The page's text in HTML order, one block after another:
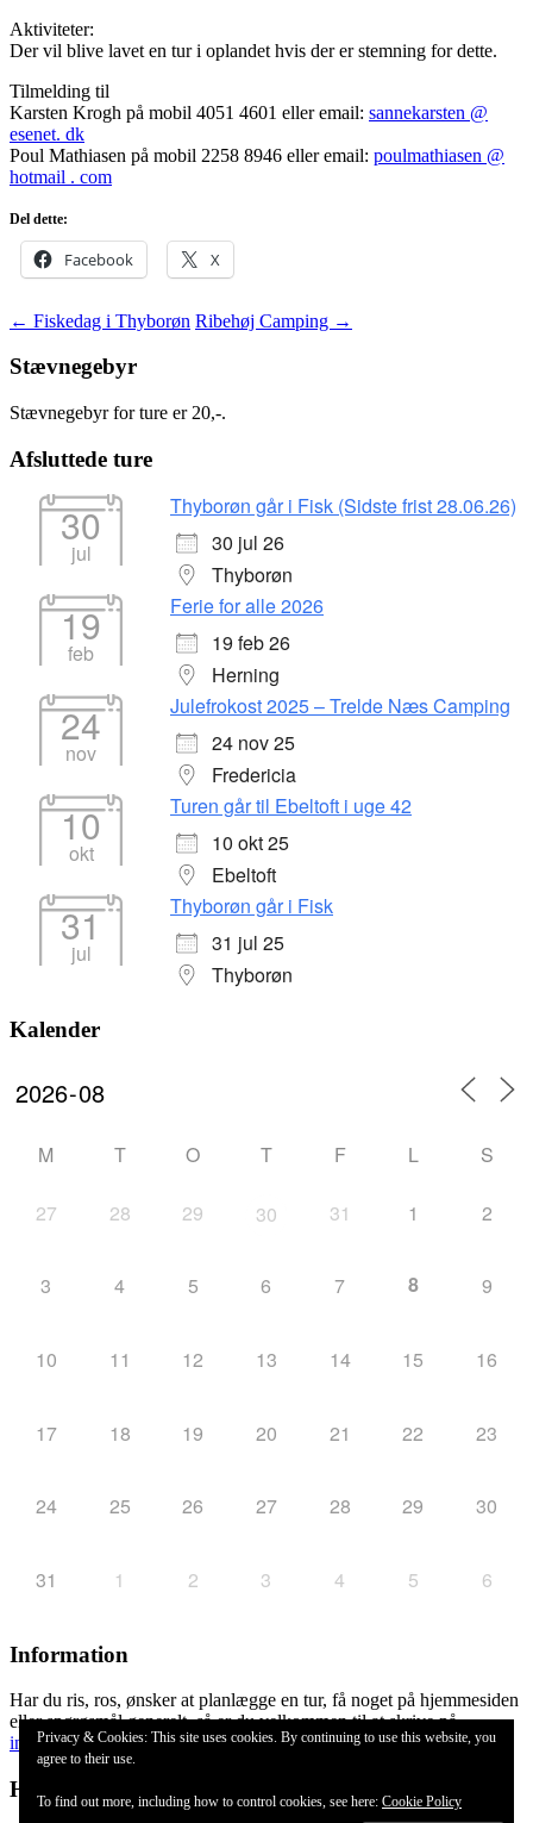
Aktiviteter:
Der vil blive lavet en tur i oplandet hvis der er stemning for dette.
Tilmelding til
Karsten Krogh på mobil 4051 4601 eller email: sannekarsten @
esenet. dk
Poul Mathiasen på mobil 2258 8946 eller email: poulmathiasen @
hotmail . com
Del dette:
Facebook X
Indlægsnavigation
← Fiskedag i Thyborøn Ribehøj Camping →
Stævnegebyr
Stævnegebyr for ture er 20,-.
Afsluttede ture
30
jul
Thyborøn går i Fisk (Sidste frist 28.06.26)
30 jul 26
Thyborøn
19
feb
Ferie for alle 2026
19 feb 26
Herning
24
nov
Julefrokost 2025 – Trelde Næs Camping
24 nov 25
Fredericia
10
okt
Turen går til Ebeltoft i uge 42
10 okt 25
Ebeltoft
31
jul
Thyborøn går i Fisk
31 jul 25
Thyborøn
Kalender
M T O T F L S
27 28 29 30 31 1 2
3 4 5 6 7 8 9
10 11 12 13 14 15 16
17 18 19 20 21 22 23
24 25 26 27 28 29 30
31 1 2 3 4 5 6
Information
Har du ris, ros, ønsker at planlægge en tur, få noget på hjemmesiden
eller spørgsmål generelt, så er du velkommen til at skrive på
info@seniorcampister.dk
Hosted by
Privacy & Cookies: This site uses cookies. By continuing to use this website, you
agree to their use.
To find out more, including how to control cookies, see here: Cookie Policy